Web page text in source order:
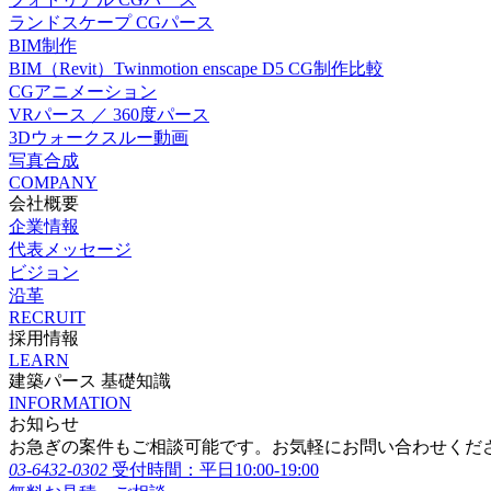
ランドスケープ CGパース
BIM制作
BIM（Revit）Twinmotion enscape D5 CG制作比較
CGアニメーション
VRパース ／ 360度パース
3Dウォークスルー動画
写真合成
COMPANY
会社概要
企業情報
代表メッセージ
ビジョン
沿革
RECRUIT
採用情報
LEARN
建築パース 基礎知識
INFORMATION
お知らせ
お急ぎの案件もご相談可能です。お気軽にお問い合わせくだ
03-6432-0302 受付時間：平日10:00-19:00